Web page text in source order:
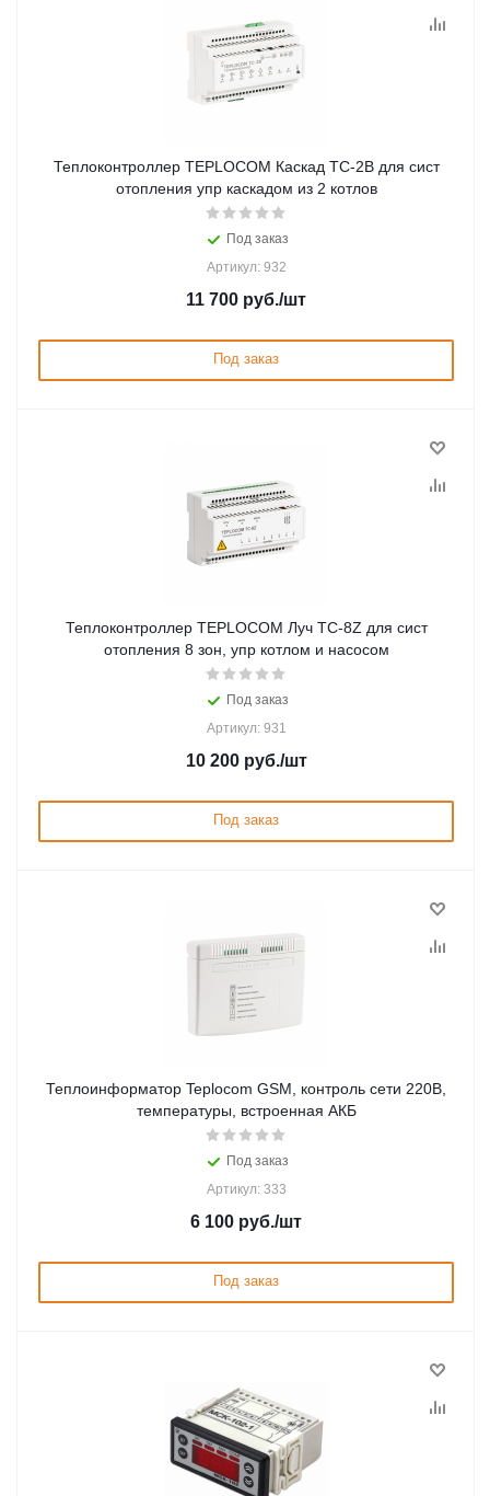
Теплоконтроллер TEPLOCOM Каскад TC-2B для сист
отопления упр каскадом из 2 котлов
Под заказ
Артикул: 932
11 700 руб./шт
Под заказ
Теплоконтроллер TEPLOCOM Луч TC-8Z для сист
отопления 8 зон, упр котлом и насосом
Под заказ
Артикул: 931
10 200руб./шт
Под заказ
Теплоинформатор Teplocom GSM, контроль сети 220В,
температуры, встроенная АКБ
Под заказ
Артикул: 333
6 100 руб./шт
Под заказ